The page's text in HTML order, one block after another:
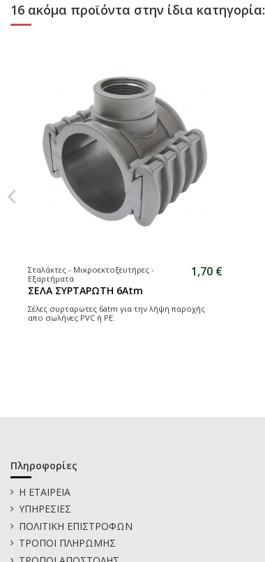
16 ακόμα προϊόντα στην ίδια κατηγορία:
Σταλάκτες - Μικροεκτοξευτήρες -
Εξαρτήματα
ΣΕΛΑ ΣΥΡΤΑΡΩΤΗ 6Atm
1,70 €
Σέλες συρταρωτες 6atm για την λήψη παροχής
απο σωλήνες PVC ή PE.
Πληροφορίες
Η ΕΤΑΙΡΕΙΑ
ΥΠΗΡΕΣΙΕΣ
ΠΟΛΙΤΙΚΗ ΕΠΙΣΤΡΟΦΩΝ
ΤΡΟΠΟΙ ΠΛΗΡΩΜΗΣ